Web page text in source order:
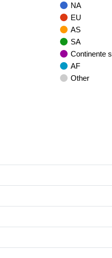
NA
EU
AS
SA
Continente
AF
Other